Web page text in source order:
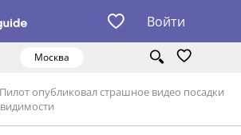
Войти
Москва
Пилот опубликовал страшное видео посадки